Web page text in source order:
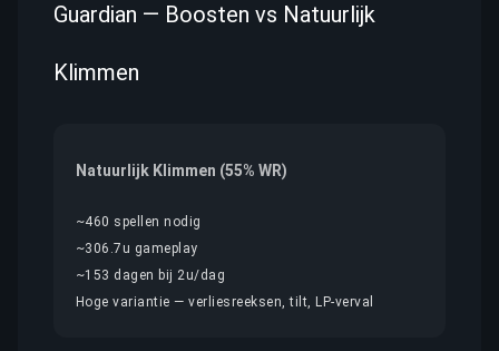
Guardian — Boosten vs Natuurlijk
Klimmen
Natuurlijk Klimmen (55% WR)
~460 spellen nodig
~306.7u gameplay
~153 dagen bij 2u/dag
Hoge variantie — verliesreeksen, tilt, LP-verval